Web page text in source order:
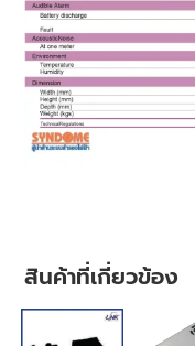
สินค้าที่เกี่ยวข้อง